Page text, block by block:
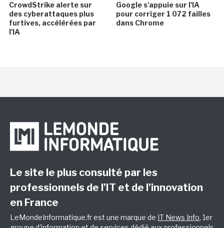
CrowdStrike alerte sur
des cyberattaques plus
furtives, accélérées par
l'IA
Google s'appuie sur l'IA
pour corriger 1 072 failles
dans Chrome
Le site le plus consulté par les
professionnels de l’IT et de l’innovation
en France
LeMondeInformatique.fr est une marque de IT News Info, 1er